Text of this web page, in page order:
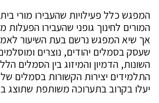
המפגש כלל פעילויות שהעבירו מורי
המורים לחינוך גופני שהעבירו
אך שיא המפגש נרשם בעת השיעור
שעסק בסמלים יהודים, נוצרים
השונות, הדמיון והמיזוג בין הסמלים
התלמידים יצירות הקשורות בסמלים
יעלו בקרוב בתערוכה משותפת שתוצג